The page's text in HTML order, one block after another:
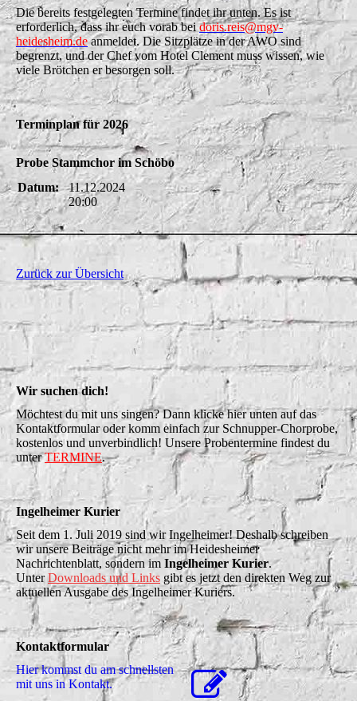
Die bereits festgelegten Termine findet ihr unten. Es ist
erforderlich, dass ihr euch vorab beidoris.reis@mgv-
heidesheim.deanmeldet. Die Sitzplätze in der AWO sind
begrenzt, und der Chef vom Hotel Clement muss wissen, wie
viele Brötchen er besorgen soll.
Terminplan für 2026
Probe Stammchor im Schöbo
Datum:
11.12.2024
20:00
Zurück zur Übersicht
Wir suchen dich!
Möchtest du mit uns singen? Dann klicke hier unten auf das
Kontaktformular oder komm einfach zur Schnupper-Chorprobe,
kostenlos und unverbindlich! Unsere Probentermine findest du
unterTERMINE.
Ingelheimer Kurier
Seit dem 1. Juli 2019 sind wir Ingelheimer! Deshalb schreiben
wir unsere Beiträge nicht mehr im Heidesheimer
Nachrichtenblatt, sondern im Ingelheimer Kurier.
Unter Downloads und Links gibt es jetzt den direkten Weg zur
aktuellen Ausgabe des Ingelheimer Kuriers.
Kontaktformular
Hier kommst du am schnellsten
mit uns in Kontakt.